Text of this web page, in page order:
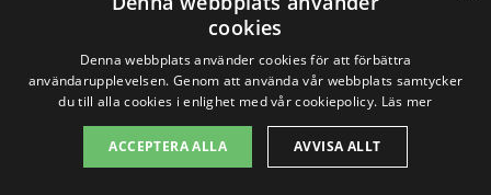
förpliktelser
Sök efter en
cookies
Denna webbplats använder cookies för att förbättra
användarupplevelsen. Genom att använda vår webbplats samtycker
du till alla cookies i enlighet med vår cookiepolicy. Läs mer
ACCEPTERA ALLA AVVISA ALLT